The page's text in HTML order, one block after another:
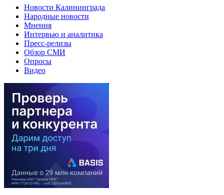
Новости Калининграда
Народные новости
Мнения
Интервью и аналитика
Пресс-релизы
Обзор СМИ
Опросы
Видео